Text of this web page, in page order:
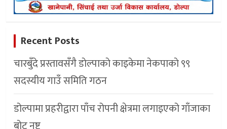
Recent Posts
चारबुँदे प्रस्तावसँगै डाेल्पाकाे काइकेमा नेकपाकाे ९९
सदस्यीय गाउँ समिति गठन
डोल्पामा प्रहरीद्वारा पाँच रोपनी क्षेत्रमा लगाइएको गाँजाका